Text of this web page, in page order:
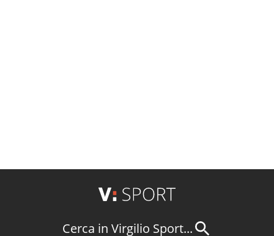
Cerca in Virgilio Sport...